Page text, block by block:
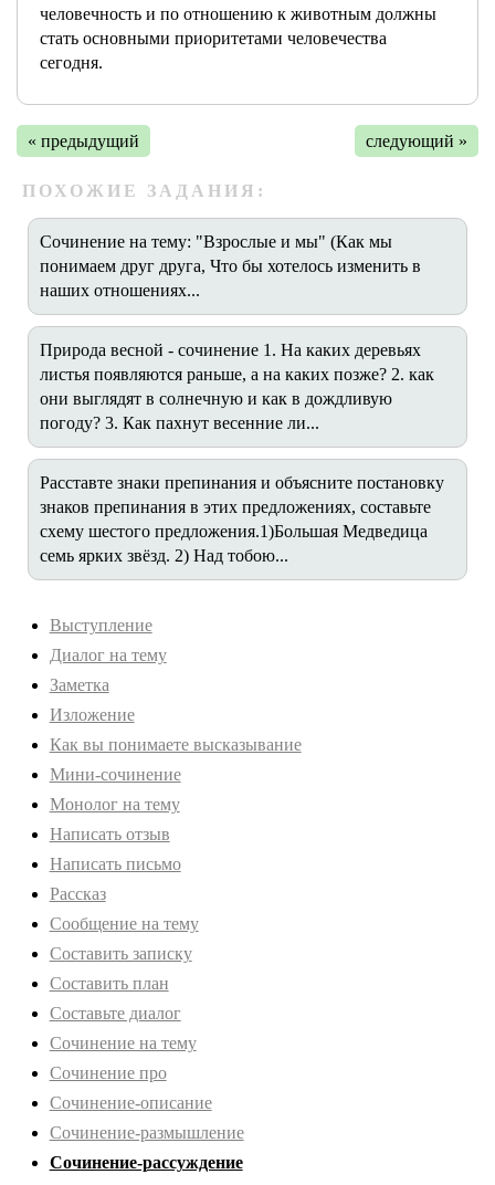
человечность и по отношению к животным должны
стать основными приоритетами человечества
сегодня.
« предыдущий следующий »
ПОХОЖИЕ ЗАДАНИЯ:
Сочинение на тему: "Взрослые и мы" (Как мы
понимаем друг друга, Что бы хотелось изменить в
наших отношениях...
Природа весной - сочинение 1. На каких деревьях
листья появляются раньше, а на каких позже? 2. как
они выглядят в солнечную и как в дождливую
погоду? 3. Как пахнут весенние ли...
Расставте знаки препинания и объясните постановку
знаков препинания в этих предложениях, составьте
схему шестого предложения.1)Большая Медведица
семь ярких звёзд. 2) Над тобою...
Выступление
Диалог на тему
Заметка
Изложение
Как вы понимаете высказывание
Мини-сочинение
Монолог на тему
Написать отзыв
Написать письмо
Рассказ
Сообщение на тему
Составить записку
Составить план
Составьте диалог
Сочинение на тему
Сочинение про
Сочинение-описание
Сочинение-размышление
Сочинение-рассуждение